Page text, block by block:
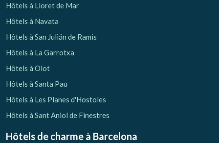
Hôtels à Lloret de Mar
Hôtels à Navata
Hôtels à San Julián de Ramis
Hôtels à La Garrotxa
Hôtels à Olot
Hôtels à Santa Pau
Hôtels à Les Planes d'Hostoles
Hôtels à Sant Aniol de Finestres
Hôtels de charme à Barcelona